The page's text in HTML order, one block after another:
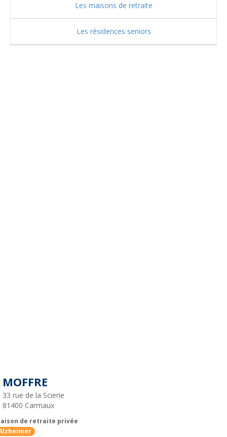
Les maisons de retraite
Les résidences seniors
MOFFRE
33 rue de la Scierie
81400 Carmaux
de retraite privée